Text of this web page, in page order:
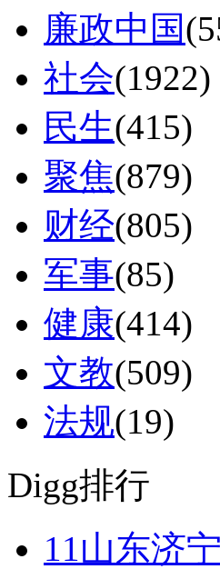
廉政中国
社会(1922)
民生(415)
聚焦(879)
财经(805)
军事(85)
健康(414)
文教(509)
法规(19)
Digg排行
11山东济